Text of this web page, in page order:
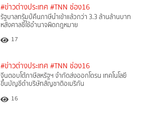
#ข่าวต่างประเทศ #TNN ช่อง16
รัฐบาลทรัมป์คืนภาษีนำเข้าแล้วกว่า 3.3 ล้านล้านบาท
หลังศาลชี้ใช้อำนาจผิดกฎหมาย
17
#ข่าวต่างประเทศ #TNN ช่อง16
จีนตอบโต้ภาษีสหรัฐฯ จำกัดส่งออกโดรน เทคโนโลยี
ขึ้นบัญชีดำบริษัทสัญชาติอเมริกัน
16